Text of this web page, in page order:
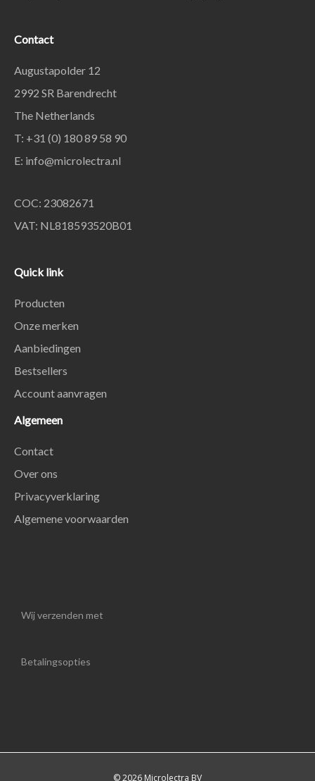
Contact
Augustapolder 12
2992 SR Barendrecht
The Netherlands
T: +31 (0) 180 89 58 90
E: info@microlectra.nl
COC: 23082671
VAT: NL818593520B01
Quick link
Producten
Onze merken
Aanbiedingen
Bestsellers
Account aanvragen
Algemeen
Contact
Over ons
Privacyverklaring
Algemene voorwaarden
Wij verzenden met
Betalingsopties
© 2026 Microlectra BV